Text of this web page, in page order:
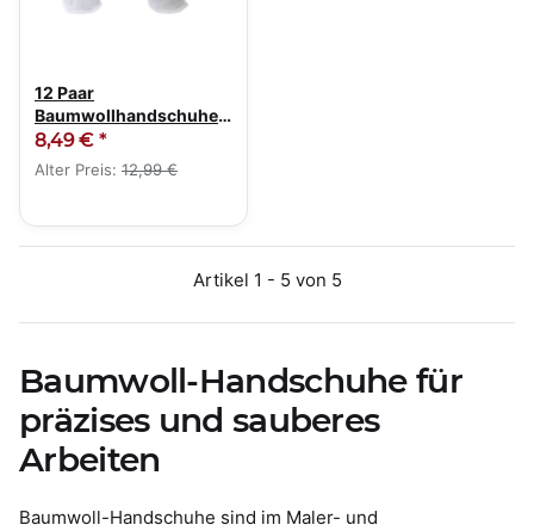
12 Paar
Baumwollhandschuhe
Trikothandschuhe fein
genoppt
8,49 € *
Alter Preis: 12,99 €
Artikel 1 - 5 von 5
Baumwoll-Handschuhe für
präzises und sauberes
Arbeiten
Baumwoll-Handschuhe sind im Maler- und